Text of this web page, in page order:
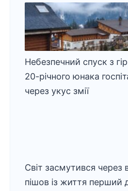
Небезпечний спуск з
20-річного юнака
через укус змії
Світ засмутився через
пішов із життя перший